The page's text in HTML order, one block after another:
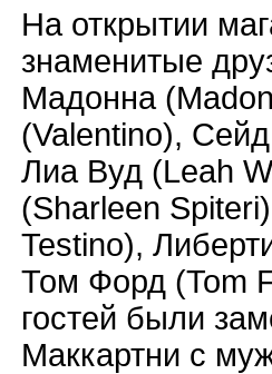
На открытии
знаменитые
Мадонна
(Valentino),
Лиа Вуд (Leah
(Sharleen
Testino),
Том Форд (Tom
гостей были
Маккартни с